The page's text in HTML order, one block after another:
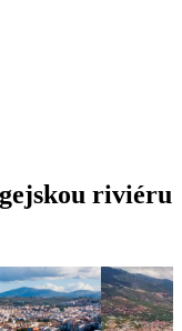
riviéru